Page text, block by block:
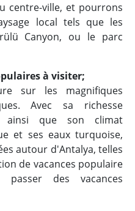
centre-ville, et pourrons
local tels que les
Canyon, ou le parc
à visiter;
sur les magnifiques
Avec sa richesse
ainsi que son climat
et ses eaux turquoise,
autour d'Antalya, telles
de vacances populaire
des vacances